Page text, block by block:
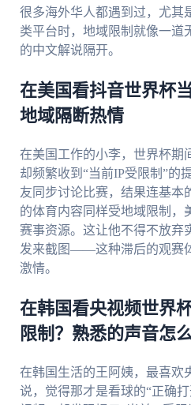
很多海外华人都遇到过，尤其
类平台时，地域限制就像一道
的中文解说隔开。
在美国看抖音世界杯
地域隔断热情
在美国工作的小李，世界杯期
却频繁收到“当前IP受限制”的
友同步讨论比赛，结果连基本
的体育内容同样受地域限制，
赛事资源。这让他不得不放弃
发来截图——这种滞后的观赛
激情。
在韩国看央视频世界
限制？熟悉的声音怎
在韩国生活的王阿姨，最喜欢
说，觉得那才是看球的“正确